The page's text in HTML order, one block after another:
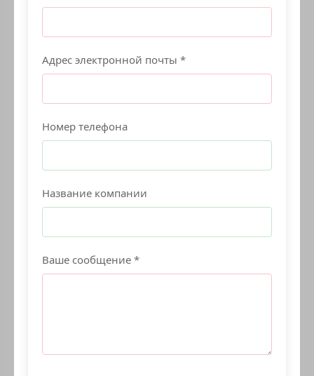
Адрес электронной почты *
Номер телефона
Название компании
Ваше сообщение *